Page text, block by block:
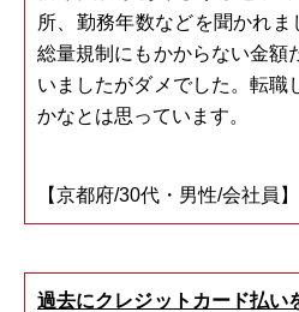
所、勤務年数などを聞かれ
総量規制にもかからない金額
いましたがダメでした。転職
かなとは思っています。
【京都府/30代・男性/会社員】
過去にクレジットカード払い